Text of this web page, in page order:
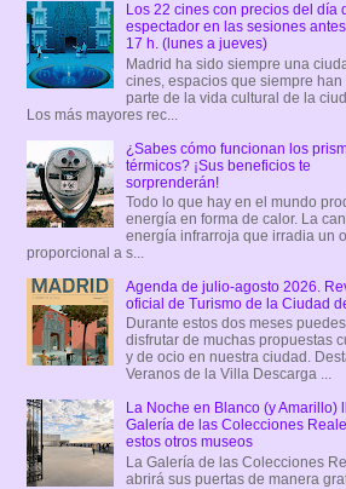
Los 22 cines con precios del día
espectador en las sesiones
17 h. (lunes a jueves)
Madrid ha sido siempre una
cines, espacios que siempre han
parte de la vida cultural de la
Los más mayores rec...
¿Sabes cómo funcionan los
térmicos? ¡Sus beneficios te
sorprenderán!
Todo lo que hay en el mundo
energía en forma de calor. La
energía infrarroja que irradia un
proporcional a s...
Agenda de julio-agosto 2026.
oficial de Turismo de la Ciudad
Durante estos dos meses puedes
disfrutar de muchas propuestas
y de ocio en nuestra ciudad.
Veranos de la Villa Descarga ...
La Noche en Blanco (y Amarillo)
Galería de las Colecciones
estos otros museos
La Galería de las Colecciones
abrirá sus puertas de manera